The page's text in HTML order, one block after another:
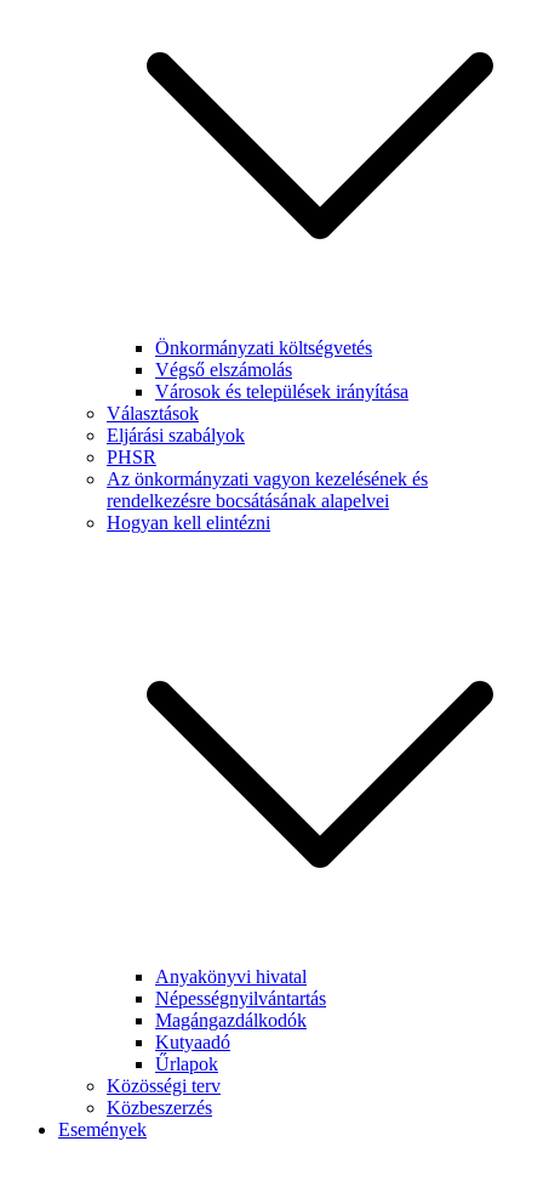
Önkormányzati költségvetés
Végső elszámolás
Városok és települések irányítása
Választások
Eljárási szabályok
PHSR
Az önkormányzati vagyon kezelésének és
rendelkezésre bocsátásának alapelvei
Hogyan kell elintézni
Anyakönyvi hivatal
Népességnyilvántartás
Magángazdálkodók
Kutyaadó
Űrlapok
Közösségi terv
Közbeszerzés
Események